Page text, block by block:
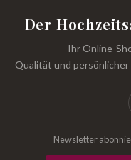
Der
Ihr Online-
Qualität und persönlicher
Newsletter